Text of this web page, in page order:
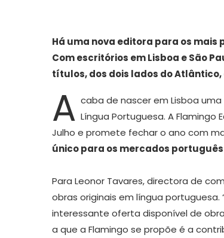
Há uma nova editora para os mais
Com escritórios em Lisboa e São
títulos, dos dois lados do Atlântico,
A caba de nascer em Lisboa
Língua Portuguesa. A
Julho e promete fechar o ano com
único para os mercados
Para Leonor Tavares, directora de
obras originais em língua
interessante oferta disponível de
a que a Flamingo se propõe é a